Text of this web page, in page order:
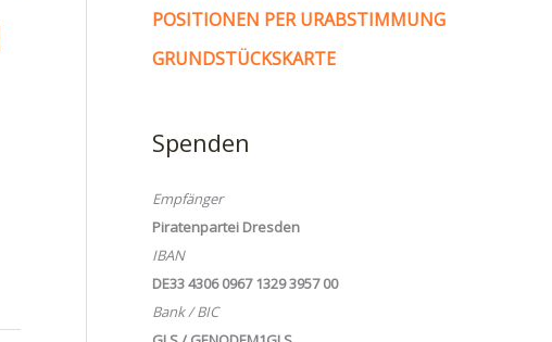
POSITIONEN PER URABSTIMMUNG
GRUNDSTÜCKSKARTE
Spenden
Empfänger
Piratenpartei Dresden
IBAN
DE33 4306 0967 1329 3957 00
Bank / BIC